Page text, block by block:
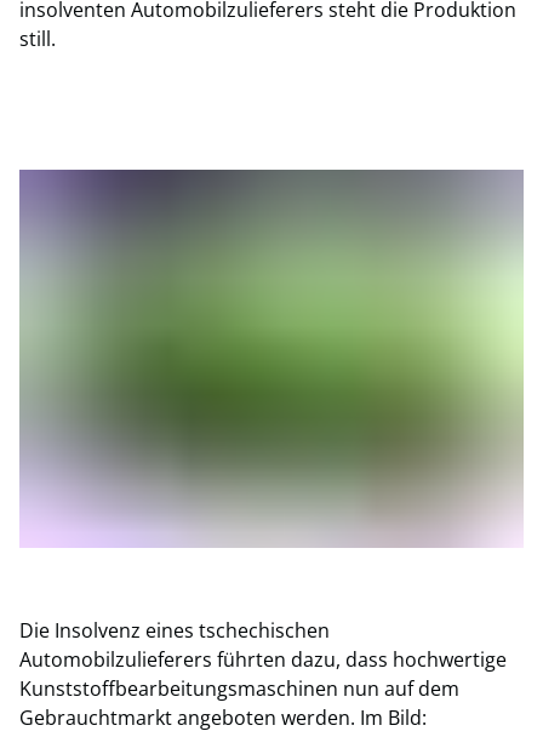
insolventen Automobilzulieferers steht die Produktion
still.
Die Insolvenz eines tschechischen
Automobilzulieferers führten dazu, dass hochwertige
Kunststoffbearbeitungsmaschinen nun auf dem
Gebrauchtmarkt angeboten werden. Im Bild: